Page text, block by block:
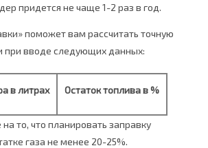
придется не чаще 1-2 раз в год.
поможет вам рассчитать точную
при вводе следующих данных:
в литрах Остаток топлива в %
то, что планировать заправку
газа не менее 20-25%.